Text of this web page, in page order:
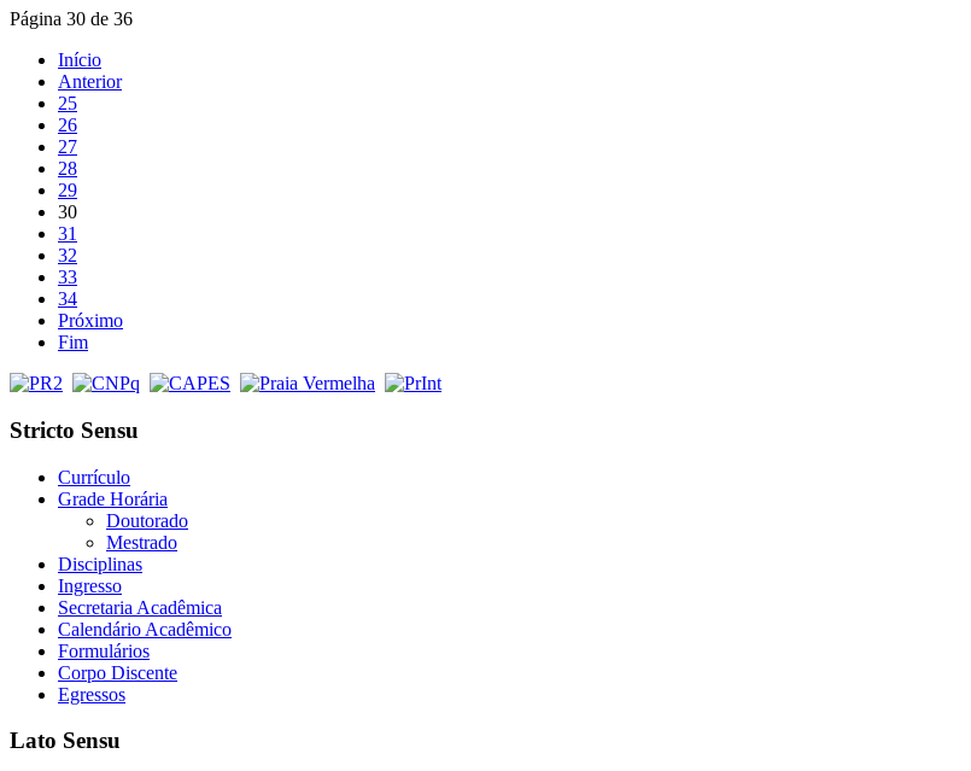
Página 30 de 36
Início
Anterior
25
26
27
28
29
30
31
32
33
34
Próximo
Fim
Stricto Sensu
Currículo
Grade Horária
Doutorado
Mestrado
Disciplinas
Ingresso
Secretaria Acadêmica
Calendário Acadêmico
Formulários
Corpo Discente
Egressos
Lato Sensu